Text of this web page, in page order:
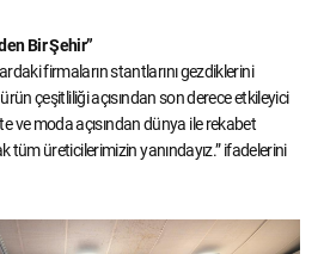
Bir Şehir”
firmaların stantlarını gezdiklerini
ürün çeşitliliği açısından son derece etkileyici
ve moda açısından dünya ile rekabet
tüm üreticilerimizin yanındayız.” ifadelerini